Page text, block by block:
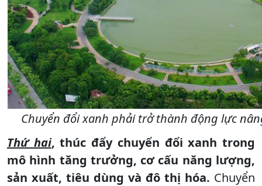
Chuyển đổi xanh phải trở thành động lực
Thứ hai, thúc đẩy chuyển đổi xanh trong
mô hình tăng trưởng, cơ cấu năng lượng,
sản xuất, tiêu dùng và đô thị hóa. Chuyển